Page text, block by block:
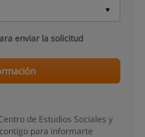
enviar la solicitud
de Estudios Sociales y
para informarte